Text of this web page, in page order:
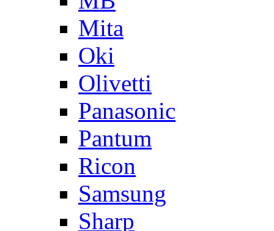
Mita
Oki
Olivetti
Panasonic
Pantum
Ricon
Samsung
Sharp